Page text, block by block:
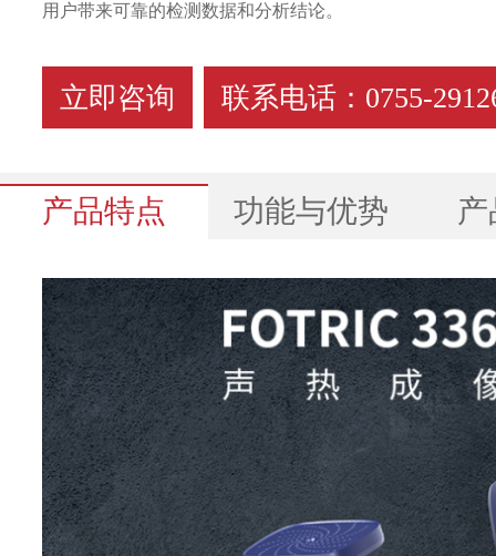
用户带来可靠的检测数据和分析结论。
立即咨询 联系电话：0755-
产品特点 功能与优势
功能参数 336MiX
一体化设计
专业的红外热像仪和专业的
化，非外接插件形式，牢
热像基本参数
红外分辨率
384*288